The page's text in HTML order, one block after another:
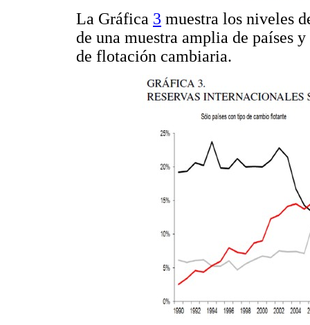
La Gráfica 3 muestra los niveles
de una muestra amplia de países
de flotación cambiaria.